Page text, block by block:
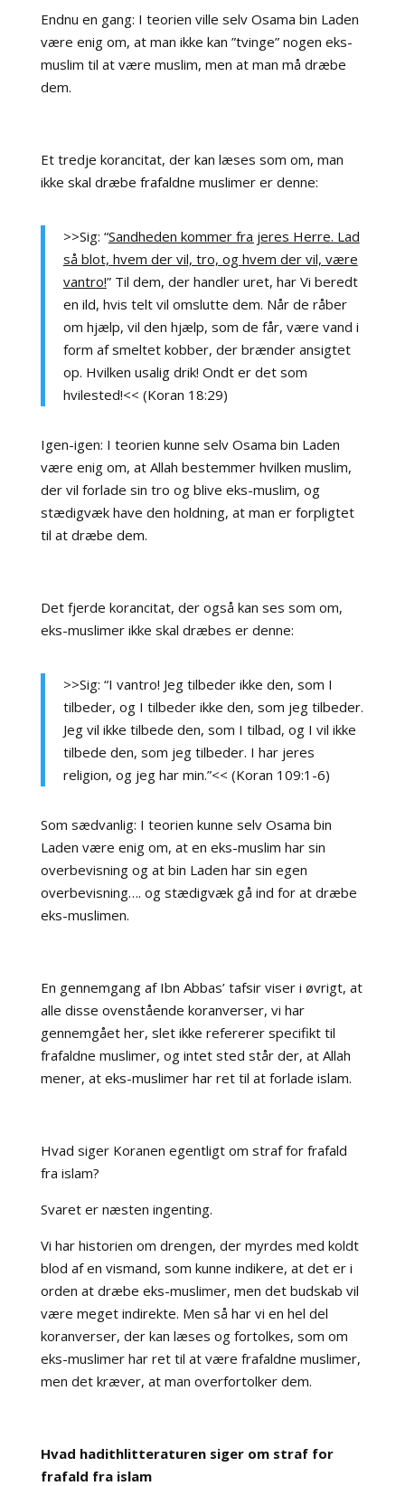
Endnu en gang: I teorien ville selv Osama bin Laden
være enig om, at man ikke kan ”tvinge” nogen eks-
muslim til at være muslim, men at man må dræbe
dem.
Et tredje korancitat, der kan læses som om, man
ikke skal dræbe frafaldne muslimer er denne:
>>Sig: “Sandheden kommer fra jeres Herre. Lad
så blot, hvem der vil, tro, og hvem der vil, være
vantro!” Til dem, der handler uret, har Vi beredt
en ild, hvis telt vil omslutte dem. Når de råber
om hjælp, vil den hjælp, som de får, være vand i
form af smeltet kobber, der brænder ansigtet
op. Hvilken usalig drik! Ondt er det som
hvilested!<< (Koran 18:29)
Igen-igen: I teorien kunne selv Osama bin Laden
være enig om, at Allah bestemmer hvilken muslim,
der vil forlade sin tro og blive eks-muslim, og
stædigvæk have den holdning, at man er forpligtet
til at dræbe dem.
Det fjerde korancitat, der også kan ses som om,
eks-muslimer ikke skal dræbes er denne:
>>Sig: “I vantro! Jeg tilbeder ikke den, som I
tilbeder, og I tilbeder ikke den, som jeg tilbeder.
Jeg vil ikke tilbede den, som I tilbad, og I vil ikke
tilbede den, som jeg tilbeder. I har jeres
religion, og jeg har min.”<< (Koran 109:1-6)
Som sædvanlig: I teorien kunne selv Osama bin
Laden være enig om, at en eks-muslim har sin
overbevisning og at bin Laden har sin egen
overbevisning…. og stædigvæk gå ind for at dræbe
eks-muslimen.
En gennemgang af Ibn Abbas’ tafsir viser i øvrigt, at
alle disse ovenstående koranverser, vi har
gennemgået her, slet ikke refererer specifikt til
frafaldne muslimer, og intet sted står der, at Allah
mener, at eks-muslimer har ret til at forlade islam.
Hvad siger Koranen egentligt om straf for frafald
fra islam?
Svaret er næsten ingenting.
Vi har historien om drengen, der myrdes med koldt
blod af en vismand, som kunne indikere, at det er i
orden at dræbe eks-muslimer, men det budskab vil
være meget indirekte. Men så har vi en hel del
koranverser, der kan læses og fortolkes, som om
eks-muslimer har ret til at være frafaldne muslimer,
men det kræver, at man overfortolker dem.
Hvad hadithlitteraturen siger om straf for
frafald fra islam